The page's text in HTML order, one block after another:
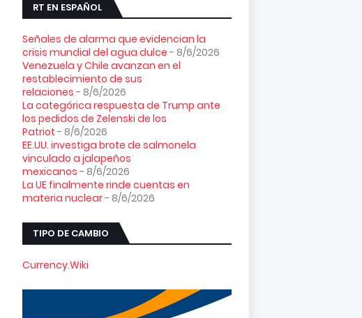
RT EN ESPAÑOL
Señales de alarma que evidencian la
crisis mundial del agua dulce - 8/6/2026
Venezuela y Chile avanzan en el
restablecimiento de sus
relaciones - 8/6/2026
La categórica respuesta de Trump ante
los pedidos de Zelenski de los
Patriot - 8/6/2026
EE.UU. investiga brote de salmonela
vinculado a jalapeños
mexicanos - 8/6/2026
La UE finalmente rinde cuentas en
materia nuclear- 8/6/2026
TIPO DE CAMBIO
Currency.Wiki